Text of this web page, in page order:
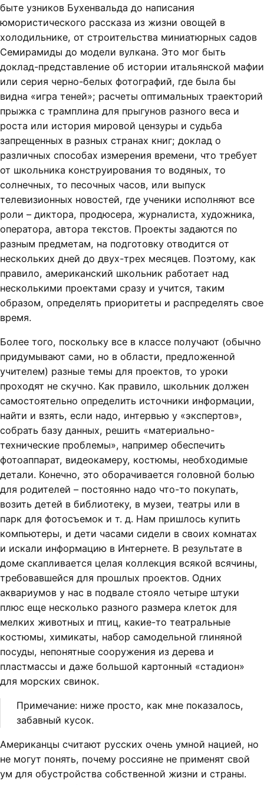
быте узников Бухенвальда до написания
юмористического рассказа из жизни овощей в
холодильнике, от строительства миниатюрных садов
Семирамиды до модели вулкана. Это мог быть
доклад-представление об истории итальянской мафии
или серия черно-белых фотографий, где была бы
видна «игра теней»; расчеты оптимальных траекторий
прыжка с трамплина для прыгунов разного веса и
роста или история мировой цензуры и судьба
запрещенных в разных странах книг; доклад о
различных способах измерения времени, что требует
от школьника конструирования то водяных, то
солнечных, то песочных часов, или выпуск
телевизионных новостей, где ученики исполняют все
роли – диктора, продюсера, журналиста, художника,
оператора, автора текстов. Проекты задаются по
разным предметам, на подготовку отводится от
нескольких дней до двух-трех месяцев. Поэтому, как
правило, американский школьник работает над
несколькими проектами сразу и учится, таким
образом, определять приоритеты и распределять свое
время.
Более того, поскольку все в классе получают (обычно
придумывают сами, но в области, предложенной
учителем) разные темы для проектов, то уроки
проходят не скучно. Как правило, школьник должен
самостоятельно определить источники информации,
найти и взять, если надо, интервью у «экспертов»,
собрать базу данных, решить «материально-
технические проблемы», например обеспечить
фотоаппарат, видеокамеру, костюмы, необходимые
детали. Конечно, это оборачивается головной болью
для родителей – постоянно надо что-то покупать,
возить детей в библиотеку, в музеи, театры или в
парк для фотосъемок и т. д. Нам пришлось купить
компьютеры, и дети часами сидели в своих комнатах
и искали информацию в Интернете. В результате в
доме скапливается целая коллекция всякой всячины,
требовавшейся для прошлых проектов. Одних
аквариумов у нас в подвале стояло четыре штуки
плюс еще несколько разного размера клеток для
мелких животных и птиц, какие-то театральные
костюмы, химикаты, набор самодельной глиняной
посуды, непонятные сооружения из дерева и
пластмассы и даже большой картонный «стадион»
для морских свинок.
Примечание: ниже просто, как мне показалось,
забавный кусок.
Американцы считают русских очень умной нацией, но
не могут понять, почему россияне не применят свой
ум для обустройства собственной жизни и страны.